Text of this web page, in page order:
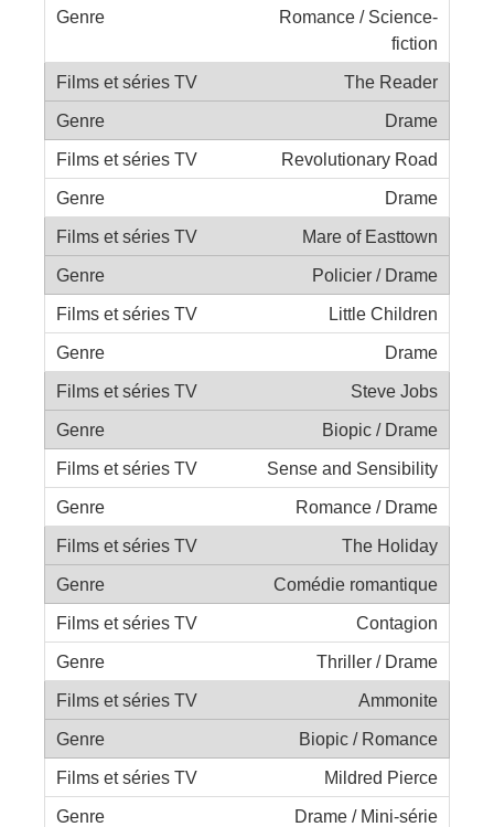
Romance / Science-
fiction
The Reader
Drame
Revolutionary Road
Drame
Mare of Easttown
Policier / Drame
Little Children
Drame
Steve Jobs
Biopic / Drame
Sense and Sensibility
Romance / Drame
The Holiday
Comédie romantique
Contagion
Thriller / Drame
Ammonite
Biopic / Romance
Mildred Pierce
Drame / Mini-série